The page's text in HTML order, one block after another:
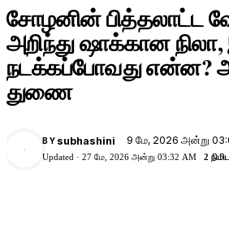
சோழனின் பித்தலாட்ட
அறிந்து ஷாக்கான
நடக்கப்போவது என்ன?
துணை
BY subhashini 9 மே, 2026 அன்று
Updated · 27 மே, 2026 அன்று 03:32 AM 2